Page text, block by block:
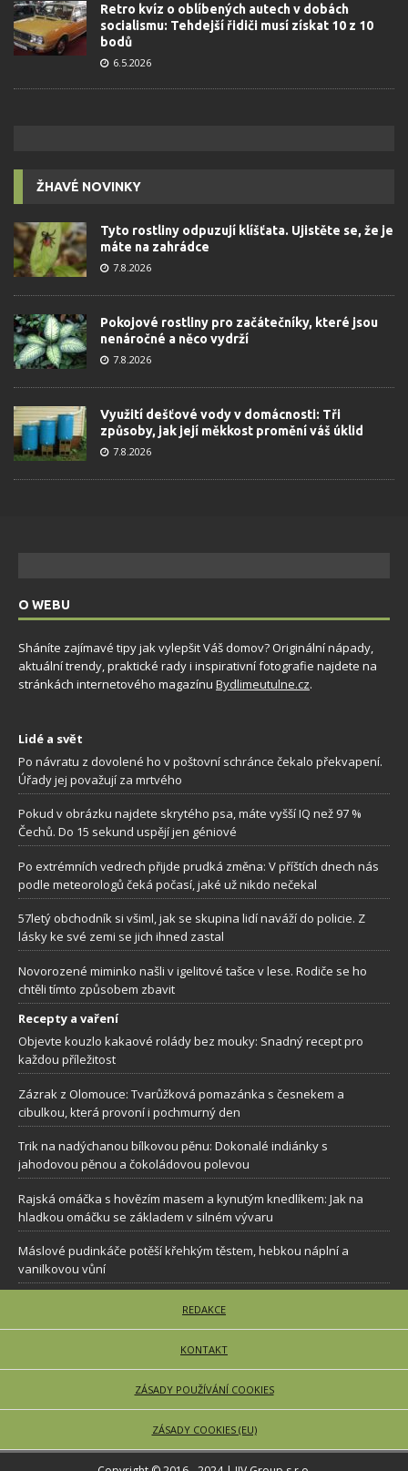
Retro kvíz o oblíbených autech v dobách
socialismu: Tehdejší řidiči musí získat 10 z 10
bodů
6.5.2026
ŽHAVÉ NOVINKY
Tyto rostliny odpuzují klíšťata. Ujistěte se, že je
máte na zahrádce
7.8.2026
Pokojové rostliny pro začátečníky, které jsou
nenáročné a něco vydrží
7.8.2026
Využití dešťové vody v domácnosti: Tři
způsoby, jak její měkkost promění váš úklid
7.8.2026
O WEBU
Sháníte zajímavé tipy jak vylepšit Váš domov? Originální nápady,
aktuální trendy, praktické rady i inspirativní fotografie najdete na
stránkách internetového magazínu Bydlimeutulne.cz.
Lidé a svět
Po návratu z dovolené ho v poštovní schránce čekalo překvapení.
Úřady jej považují za mrtvého
Pokud v obrázku najdete skrytého psa, máte vyšší IQ než 97 %
Čechů. Do 15 sekund uspějí jen géniové
Po extrémních vedrech přijde prudká změna: V příštích dnech nás
podle meteorologů čeká počasí, jaké už nikdo nečekal
57letý obchodník si všiml, jak se skupina lidí naváží do policie. Z
lásky ke své zemi se jich ihned zastal
Novorozené miminko našli v igelitové tašce v lese. Rodiče se ho
chtěli tímto způsobem zbavit
Recepty a vaření
Objevte kouzlo kakaové rolády bez mouky: Snadný recept pro
každou příležitost
Zázrak z Olomouce: Tvarůžková pomazánka s česnekem a
cibulkou, která provoní i pochmurný den
Trik na nadýchanou bílkovou pěnu: Dokonalé indiánky s
jahodovou pěnou a čokoládovou polevou
Rajská omáčka s hovězím masem a kynutým knedlíkem: Jak na
hladkou omáčku se základem v silném vývaru
Máslové pudinkáče potěší křehkým těstem, hebkou náplní a
vanilkovou vůní
REDAKCE
KONTAKT
ZÁSADY POUŽÍVÁNÍ COOKIES
ZÁSADY COOKIES (EU)